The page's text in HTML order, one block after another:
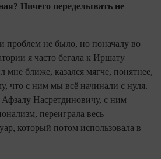
Ничего переделывать не
проблем не было, но по­началу во
я часто бегала к Иршату
мне ближе, казался мягче, понят­нее,
что с ним мы всё начинали с нуля.
Насретдиновичу, с ним
переиграла весь
который потом использовала в